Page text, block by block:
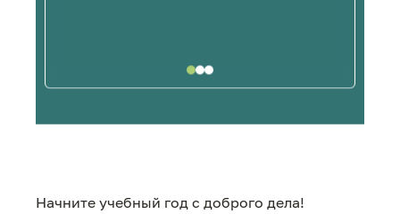
Начните учебный год с доброго дела!